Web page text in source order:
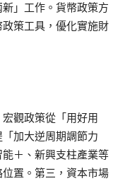
」工作。貨幣政策方
策工具，優化實施財
觀政策從「用好用
加大逆周期調節力
＋、新興支柱產業等
置。第三，資本市場